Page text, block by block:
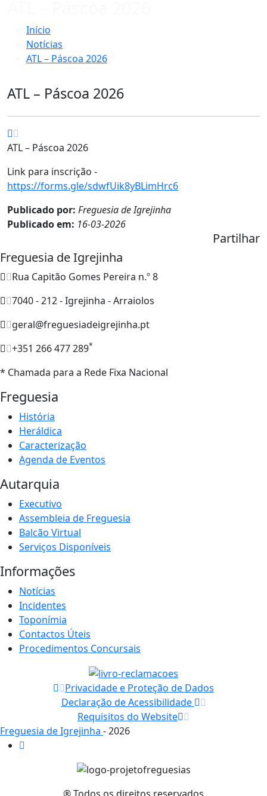
Início
Notícias
ATL – Páscoa 2026
ATL – Páscoa 2026
ATL – Páscoa 2026
Link para inscrição -
https://forms.gle/sdwfUik8yBLimHrc6
Publicado por: Freguesia de Igrejinha
Publicado em: 16-03-2026
Partilhar
Freguesia de Igrejinha
Rua Capitão Gomes Pereira n.º 8
7040 - 212 - Igrejinha - Arraiolos
geral@freguesiadeigrejinha.pt
+351 266 477 289*
* Chamada para a Rede Fixa Nacional
Freguesia
História
Heráldica
Caracterização
Agenda de Eventos
Autarquia
Executivo
Assembleia de Freguesia
Balcão Virtual
Serviços Disponíveis
Informações
Notícias
Incidentes
Toponímia
Contactos Úteis
Procedimentos Concursais
Privacidade e Proteção de Dados
Declaração de Acessibilidade
Requisitos do Website
Freguesia de Igrejinha - 2026